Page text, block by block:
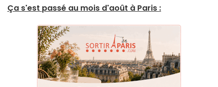
Ça s'est passé au mois d'août à Paris :